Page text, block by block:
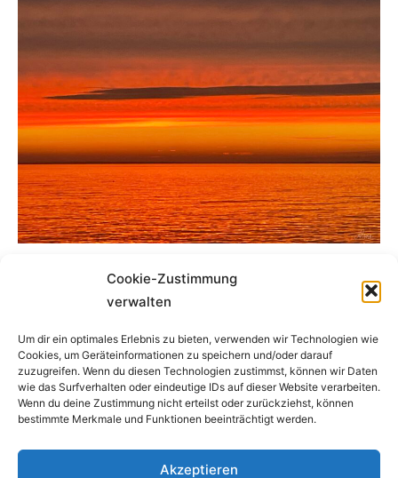
Cookie-Zustimmung
verwalten
Um dir ein optimales Erlebnis zu bieten, verwenden wir Technologien wie
Cookies, um Geräteinformationen zu speichern und/oder darauf
zuzugreifen. Wenn du diesen Technologien zustimmst, können wir Daten
wie das Surfverhalten oder eindeutige IDs auf dieser Website verarbeiten.
Wenn du deine Zustimmung nicht erteilst oder zurückziehst, können
bestimmte Merkmale und Funktionen beeinträchtigt werden.
Akzeptieren
Fotos von Aline & Ulf Gehrhardt
Kontakt Impressum Datenschutz
Ferienwohnung Smutje
Seeburger Weg 4
O176 34857O9O